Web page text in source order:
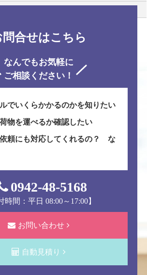
問合せはこちら
なんでもお気軽に
ご相談ください！
ルでいくらかかるのかを知りたい
物を運べるか確認したい
頼にも対応してくれるの？ な
0942-48-5168
時間：平日 08:00～17:00】
お問い合わせ
自動見積り